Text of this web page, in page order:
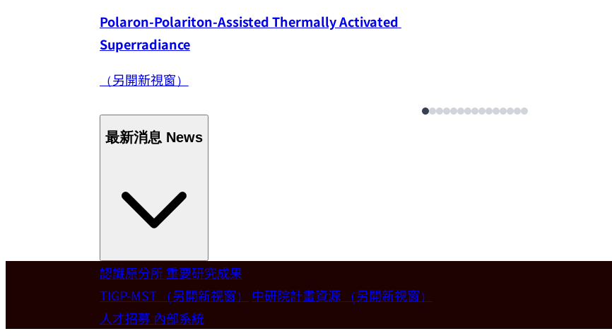
Polaron-Polariton-Assisted Thermally Activated
Superradiance
（另開新視窗）
最新消息 News
Welcome
歡迎本所新聘合聘研究員陳俊維特聘教授 (國立台灣大學材料科學與工程學系)。2026-07-14
認識原分所重要研究成果
TIGP-MST （另開新視窗） 中研院計畫資源 （另開新視窗）
人才招募 內部系統